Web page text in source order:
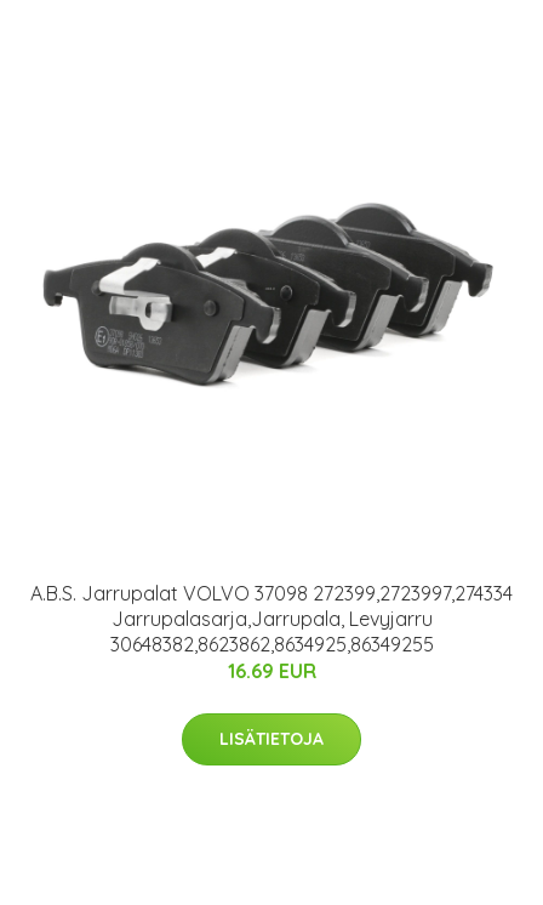
A.B.S. Jarrupalat VOLVO 37098 272399,2723997,274334
Jarrupalasarja,Jarrupala, Levyjarru
30648382,8623862,8634925,86349255
16.69 EUR
LISÄTIETOJA